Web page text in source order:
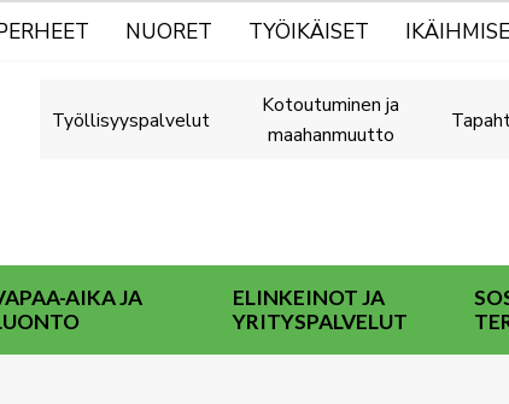
NUORET TYÖIKÄISET
Työllisyyspalvelut
Kotoutuminen ja
maahanmuutto
AIKA JA
ELINKEINOT JA
YRITYSPALVELUT